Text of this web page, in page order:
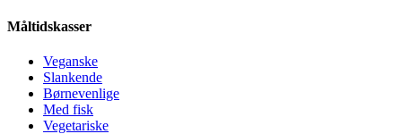
Måltidskasser
Veganske
Slankende
Børnevenlige
Med fisk
Vegetariske